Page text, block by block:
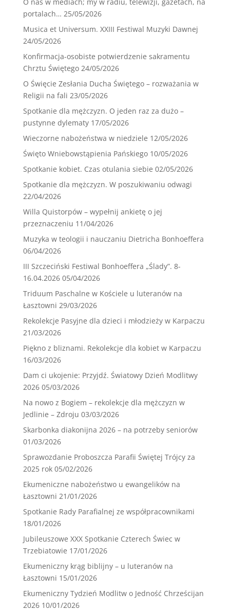
portalach… 25/05/2026
Musica et Universum. XXIII Festiwal Muzyki Dawnej
24/05/2026
Konfirmacja-osobiste potwierdzenie sakramentu
Chrztu Świętego 24/05/2026
O Święcie Zesłania Ducha Świętego – rozważania w
Religii na fali 23/05/2026
Spotkanie dla mężczyzn. O jeden raz za dużo –
pustynne dylematy 17/05/2026
Wieczorne nabożeństwa w niedziele 12/05/2026
Święto Wniebowstąpienia Pańskiego 10/05/2026
Spotkanie kobiet. Czas otulania siebie 02/05/2026
Spotkanie dla mężczyzn. W poszukiwaniu odwagi
22/04/2026
Willa Quistorpów – wypełnij ankietę o jej
przeznaczeniu 11/04/2026
Muzyka w teologii i nauczaniu Dietricha Bonhoeffera
06/04/2026
III Szczeciński Festiwal Bonhoeffera „Ślady”. 8-
16.04.2026 05/04/2026
Triduum Paschalne w Kościele u luteranów na
Łasztowni 29/03/2026
Rekolekcje Pasyjne dla dzieci i młodzieży w Karpaczu
21/03/2026
Piękno z bliznami. Rekolekcje dla kobiet w Karpaczu
16/03/2026
Dam ci ukojenie: Przyjdź. Światowy Dzień Modlitwy
2026 05/03/2026
Na nowo z Bogiem – rekolekcje dla mężczyzn w
Jedlinie – Zdroju 03/03/2026
Skarbonka diakonijna 2026 – na potrzeby seniorów
01/03/2026
Sprawozdanie Proboszcza Parafii Świętej Trójcy za
2025 rok 05/02/2026
Ekumeniczne nabożeństwo u ewangelików na
Łasztowni 21/01/2026
Spotkanie Rady Parafialnej ze współpracownikami
18/01/2026
Jubileuszowe XXX Spotkanie Czterech Świec w
Trzebiatowie 17/01/2026
Ekumeniczny krąg biblijny – u luteranów na
Łasztowni 15/01/2026
Ekumeniczny Tydzień Modlitw o Jedność Chrześcijan
2026 10/01/2026